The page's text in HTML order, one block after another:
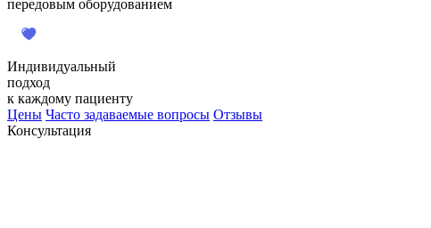
передовым оборудованием
Индивидуальный
подход
к каждому пациенту
Цены Часто задаваемые вопросы Отзывы
Консультация